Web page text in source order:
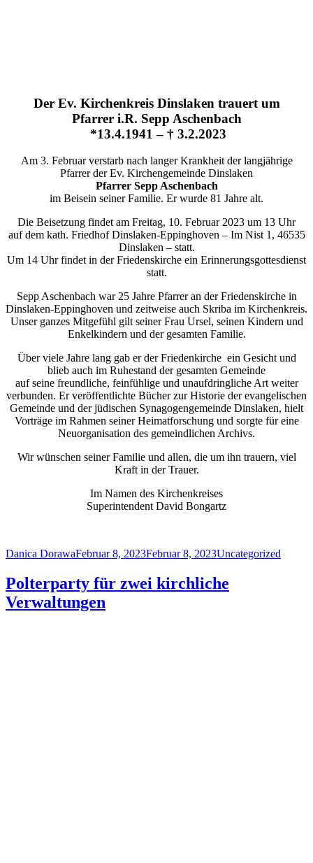
Der Ev. Kirchenkreis Dinslaken trauert um
Pfarrer i.R. Sepp Aschenbach
*13.4.1941 – † 3.2.2023
Am 3. Februar verstarb nach langer Krankheit der langjährige
Pfarrer der Ev. Kirchengemeinde Dinslaken
Pfarrer Sepp Aschenbach
im Beisein seiner Familie. Er wurde 81 Jahre alt.
Die Beisetzung findet am Freitag, 10. Februar 2023 um 13 Uhr
auf dem kath. Friedhof Dinslaken-Eppinghoven – Im Nist 1, 46535
Dinslaken – statt.
Um 14 Uhr findet in der Friedenskirche ein Erinnerungsgottesdienst
statt.
Sepp Aschenbach war 25 Jahre Pfarrer an der Friedenskirche in
Dinslaken-Eppinghoven und zeitweise auch Skriba im Kirchenkreis.
Unser ganzes Mitgefühl gilt seiner Frau Ursel, seinen Kindern und
Enkelkindern und der gesamten Familie.
Über viele Jahre lang gab er der Friedenkirche ein Gesicht und
blieb auch im Ruhestand der gesamten Gemeinde
auf seine freundliche, feinfühlige und unaufdringliche Art weiter
verbunden. Er veröffentlichte Bücher zur Historie der evangelischen
Gemeinde und der jüdischen Synagogengemeinde Dinslaken, hielt
Vorträge im Rahmen seiner Heimatforschung und sorgte für eine
Neuorganisation des gemeindlichen Archivs.
Wir wünschen seiner Familie und allen, die um ihn trauern, viel
Kraft in der Trauer.
Im Namen des Kirchenkreises
Superintendent David Bongartz
Author
Danica DorawaPosted
Februar 8, 2023Februar 8, 2023Categories
Uncategorized
Polterparty für zwei kirchliche
Verwaltungen